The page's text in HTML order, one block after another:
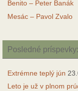
Benito – Peter Banák
Mesác – Pavol Zvalo
Posledné príspevky:
Extrémne teplý jún
Leto je už v plnom